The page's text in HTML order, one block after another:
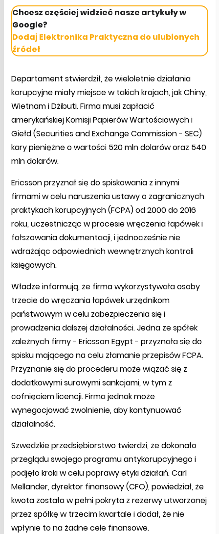
Chcesz częściej widzieć nasze artykuły w
Google?
Dodaj Elektronika Praktyczna do ulubionych
źródeł
Departament stwierdził, że wieloletnie działania
korupcyjne miały miejsce w takich krajach, jak Chiny,
Wietnam i Dżibuti. Firma musi zapłacić
amerykańskiej Komisji Papierów Wartościowych i
Giełd (Securities and Exchange Commission - SEC)
kary pieniężne o wartości 520 mln dolarów oraz 540
mln dolarów.
Ericsson przyznał się do spiskowania z innymi
firmami w celu naruszenia ustawy o zagranicznych
praktykach korupcyjnych (FCPA) od 2000 do 2016
roku, uczestnicząc w procesie wręczenia łapówek i
fałszowania dokumentacji, i jednocześnie nie
wdrażając odpowiednich wewnętrznych kontroli
księgowych.
Władze informują, że firma wykorzystywała osoby
trzecie do wręczania łapówek urzędnikom
państwowym w celu zabezpieczenia się i
prowadzenia dalszej działalności. Jedna ze spółek
zależnych firmy - Ericsson Egypt - przyznała się do
spisku mającego na celu złamanie przepisów FCPA.
Przyznanie się do procederu może wiązać się z
dodatkowymi surowymi sankcjami, w tym z
cofnięciem licencji. Firma jednak może
wynegocjować zwolnienie, aby kontynuować
działalność.
Szwedzkie przedsiębiorstwo twierdzi, że dokonało
przeglądu swojego programu antykorupcyjnego i
podjęło kroki w celu poprawy etyki działań. Carl
Mellander, dyrektor finansowy (CFO), powiedział, że
kwota została w pełni pokryta z rezerwy utworzonej
przez spółkę w trzecim kwartale i dodał, że nie
wpłynie to na żadne cele finansowe.